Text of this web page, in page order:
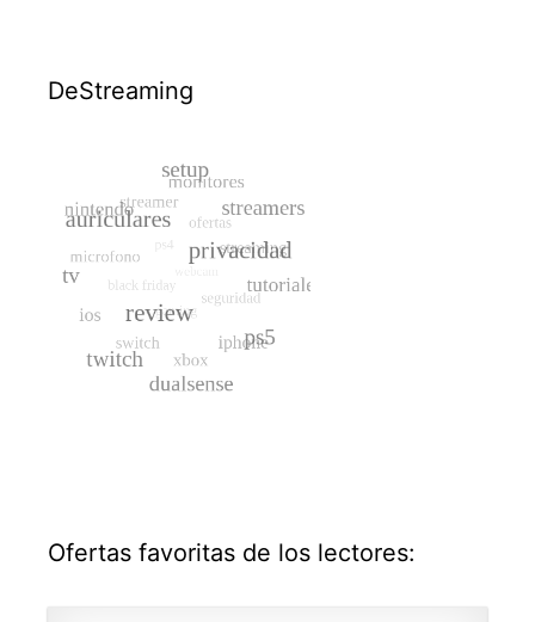
DeStreaming
Ofertas favoritas de los lectores: